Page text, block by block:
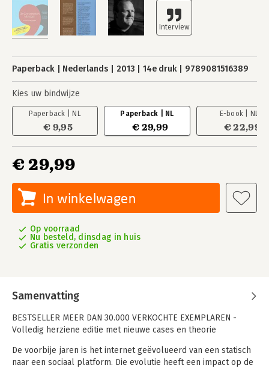
Paperback Nederlands 2013 14e druk 9789081516389
Kies uw bindwijze
Paperback | NL
€ 9,95
Paperback | NL
€ 29,99
E-book | NL
€ 22,99
€ 29,99
In winkelwagen
Op voorraad
Nu besteld, dinsdag in huis
Gratis verzonden
Samenvatting
BESTSELLER MEER DAN 30.000 VERKOCHTE EXEMPLAREN -
Volledig herziene editie met nieuwe cases en theorie
De voorbije jaren is het internet geëvolueerd van een statisch
naar een sociaal platform. Die evolutie heeft een impact op de